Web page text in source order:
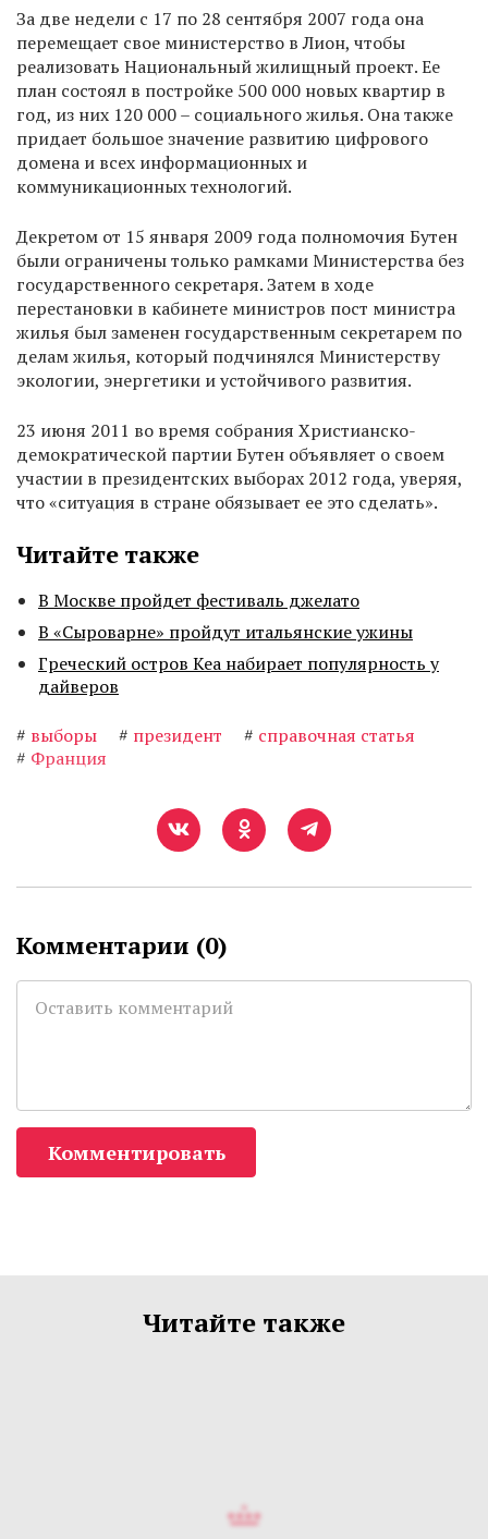
За две недели с 17 по 28 сентября 2007 года она
перемещает свое министерство в Лион, чтобы
реализовать Национальный жилищный проект. Ее
план состоял в постройке 500 000 новых квартир в
год, из них 120 000 – социального жилья. Она также
придает большое значение развитию цифрового
домена и всех информационных и
коммуникационных технологий.
Декретом от 15 января 2009 года полномочия Бутен
были ограничены только рамками Министерства без
государственного секретаря. Затем в ходе
перестановки в кабинете министров пост министра
жилья был заменен государственным секретарем по
делам жилья, который подчинялся Министерству
экологии, энергетики и устойчивого развития.
23 июня 2011 во время собрания Христианско-
демократической партии Бутен объявляет о своем
участии в президентских выборах 2012 года, уверяя,
что «ситуация в стране обязывает ее это сделать».
Читайте также
В Москве пройдет фестиваль джелато
В «Сыроварне» пройдут итальянские ужины
Греческий остров Кеа набирает популярность у
дайверов
# выборы # президент # справочная статья
# Франция
Комментарии (0)
Комментировать
Читайте также